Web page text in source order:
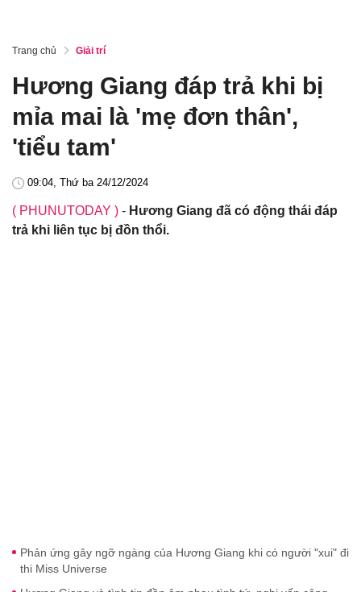
Trang chủ Giải trí
Hương Giang đáp trả khi bị
mỉa mai là 'mẹ đơn thân',
'tiểu tam'
09:04, Thứ ba 24/12/2024
( PHUNUTODAY ) - Hương Giang đã có động thái đáp
trả khi liên tục bị đồn thổi.
Phản ứng gây ngỡ ngàng của Hương Giang khi có người "xui" đi
thi Miss Universe